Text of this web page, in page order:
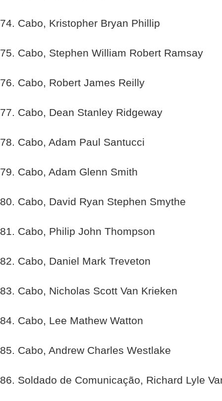
74. Cabo, Kristopher Bryan Phillip
75. Cabo, Stephen William Robert Ramsay
76. Cabo, Robert James Reilly
77. Cabo, Dean Stanley Ridgeway
78. Cabo, Adam Paul Santucci
79. Cabo, Adam Glenn Smith
80. Cabo, David Ryan Stephen Smythe
81. Cabo, Philip John Thompson
82. Cabo, Daniel Mark Treveton
83. Cabo, Nicholas Scott Van Krieken
84. Cabo, Lee Mathew Watton
85. Cabo, Andrew Charles Westlake
86. Soldado de Comunicação, Richard Lyle